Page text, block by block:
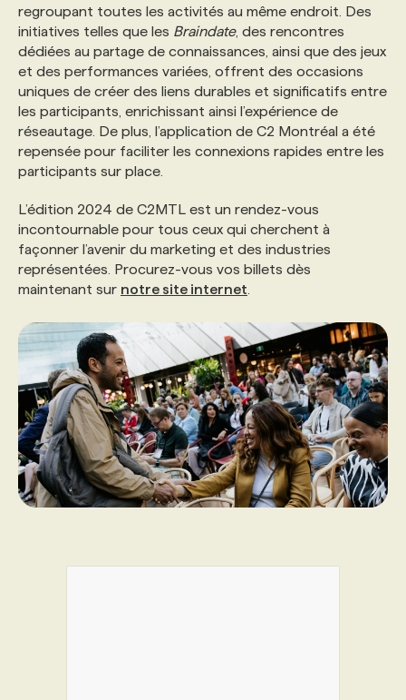
regroupant toutes les activités au même endroit. Des
initiatives telles que les Braindate, des rencontres
dédiées au partage de connaissances, ainsi que des jeux
et des performances variées, offrent des occasions
uniques de créer des liens durables et significatifs entre
les participants, enrichissant ainsi l’expérience de
réseautage. De plus, l’application de C2 Montréal a été
repensée pour faciliter les connexions rapides entre les
participants sur place.
L’édition 2024 de C2MTL est un rendez-vous
incontournable pour tous ceux qui cherchent à
façonner l’avenir du marketing et des industries
représentées. Procurez-vous vos billets dès
maintenant sur notre site internet